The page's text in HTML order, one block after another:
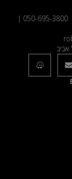
050-695-3800
|